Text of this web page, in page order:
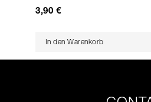
3,90 €
In den Warenkorb